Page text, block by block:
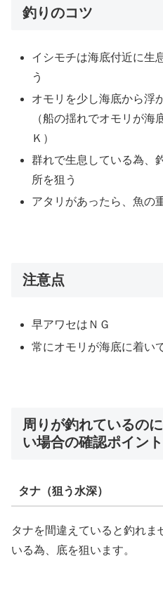
釣りのコツ
イシモチは海底付近に生
う
オモリを少し海底から浮
（船の揺れでオモリが海
Ｋ）
群れで生息している為、
所を狙う
アタリがあったら、魚の
注意点
早アワセはＮＧ
常にオモリが海底に着い
周りが釣れているの
い場合の確認ポイント
タナ（狙う水深）
タナを間違えていると釣れま
いる為、底を狙います。